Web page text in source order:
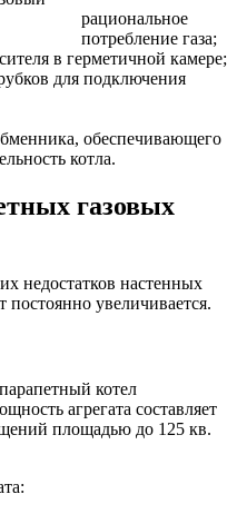
рациональное
потребление газа;
в герметичной камере;
для подключения
обеспечивающего
котла.
газовых
недостатков настенных
увеличивается.
котел
агрегата составляет
площадью до 125 кв.